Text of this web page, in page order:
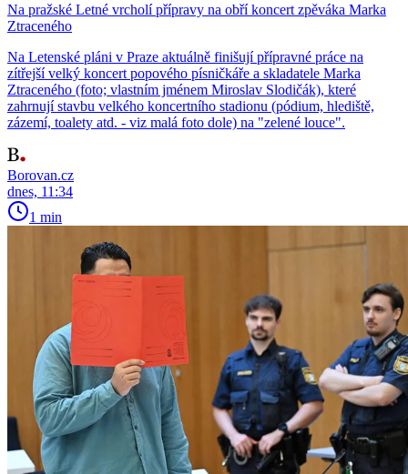
Na pražské Letné vrcholí přípravy na obří koncert zpěváka Marka
Ztraceného
Na Letenské pláni v Praze aktuálně finišují přípravné práce na
zítřejší velký koncert popového písničkáře a skladatele Marka
Ztraceného (foto; vlastním jménem Miroslav Slodičák), které
zahrnují stavbu velkého koncertního stadionu (pódium, hlediště,
zázemí, toalety atd. - viz malá foto dole) na "zelené louce".
Borovan.cz
dnes, 11:34
1 min